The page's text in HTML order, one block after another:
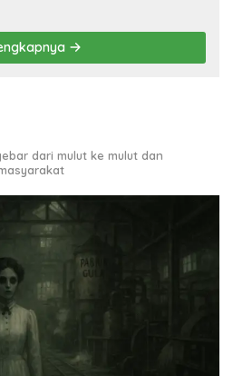
dari mulut ke mulut dan